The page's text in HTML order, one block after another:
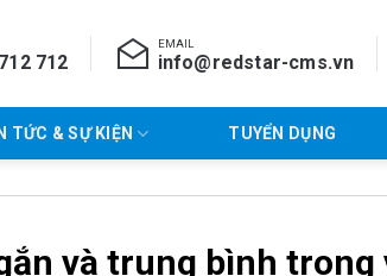
712
EMAIL
info@redstar-cms.vn
TỨC & SỰ KIỆN TUYỂN DỤNG
và trung bình trong